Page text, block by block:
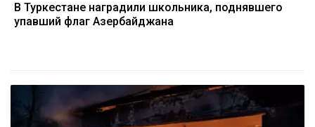
В Туркестане наградили школьника, поднявшего
упавший флаг Азербайджана